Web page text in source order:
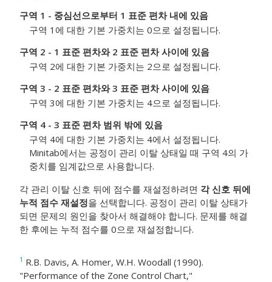
구역 1 - 중심선으로부터 1 표준 편차 내에 있음
구역 1에 대한 기본 가중치는 0으로 설정됩니다.
구역 2 - 1 표준 편차와 2 표준 편차 사이에 있음
구역 2에 대한 기본 가중치는 2으로 설정됩니다.
구역 3 - 2 표준 편차와 3 표준 편차 사이에 있음
구역 3에 대한 기본 가중치는 4으로 설정됩니다.
구역 4 - 3 표준 편차 범위 밖에 있음
구역 4에 대한 기본 가중치는 4에서 설정됩니다.
Minitab에서는 공정이 관리 이탈 상태일 때 구역 4의 가
중치를 임계값으로 사용합니다.
각 관리 이탈 신호 뒤에 점수를 재설정하려면 각 신호 뒤에
누적 점수 재설정을 선택합니다. 공정이 관리 이탈 상태가
되면 문제의 원인을 찾아서 해결해야 합니다. 문제를 해결
한 후에는 누적 점수를 0으로 재설정합니다.
1 R.B. Davis, A. Homer, W.H. Woodall (1990).
"Performance of the Zone Control Chart,"